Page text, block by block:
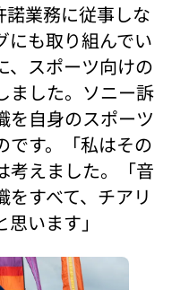
業務に従事しな
にも取り組んでい
、スポーツ向けの
ました。ソニー訴
を自身のスポーツ
です。「私はその
考えました。「音
すべて、チアリ
います」